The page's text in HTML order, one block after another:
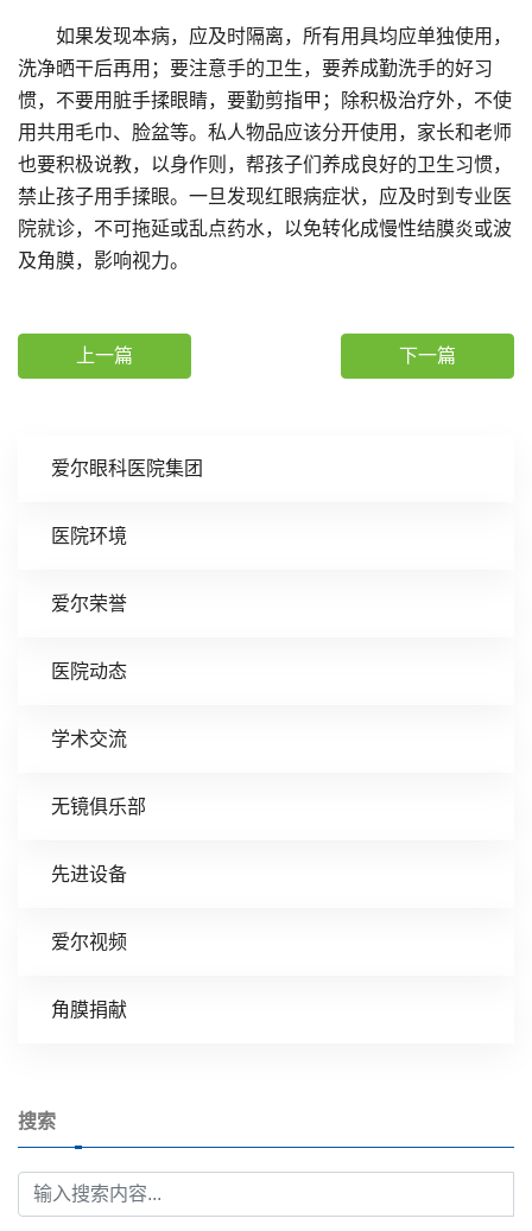
爱尔眼科医院集团
医院环境
爱尔荣誉
医院动态
学术交流
无镜俱乐部
先进设备
爱尔视频
角膜捐献
搜索
如果发现本病，应及时隔离，所有用具均应单独使用，
洗净晒干后再用；要注意手的卫生，要养成勤洗手的好习
惯，不要用脏手揉眼睛，要勤剪指甲；除积极治疗外，不使
用共用毛巾、脸盆等。私人物品应该分开使用，家长和老师
也要积极说教，以身作则，帮孩子们养成良好的卫生习惯，
禁止孩子用手揉眼。一旦发现红眼病症状，应及时到专业医
院就诊，不可拖延或乱点药水，以免转化成慢性结膜炎或波
及角膜，影响视力。
上一篇 下一篇